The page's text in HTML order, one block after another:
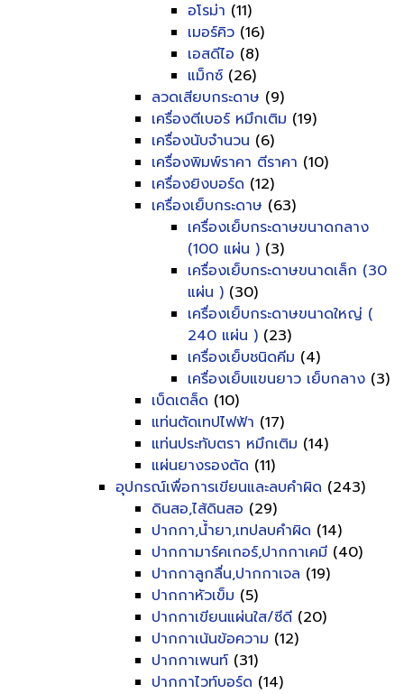
อโรม่า (11)
เมอร์คิว (16)
เอสดีไอ (8)
แม็กซ์ (26)
ลวดเสียบกระดาษ (9)
เครื่องตีเบอร์ หมึกเติม (19)
เครื่องนับจำนวน (6)
เครื่องพิมพ์ราคา ตีราคา (10)
เครื่องยิงบอร์ด (12)
เครื่องเย็บกระดาษ (63)
เครื่องเย็บกระดาษขนาดกลาง
(100 แผ่น ) (3)
เครื่องเย็บกระดาษขนาดเล็ก (30
แผ่น ) (30)
เครื่องเย็บกระดาษขนาดใหญ่ (
240 แผ่น ) (23)
เครื่องเย็บชนิดคีม (4)
เครื่องเย็บแขนยาว เย็บกลาง (3)
เบ็ดเตล็ด (10)
แท่นตัดเทปไฟฟ้า (17)
แท่นประทับตรา หมึกเติม (14)
แผ่นยางรองตัด (11)
อุปกรณ์เพื่อการเขียนและลบคำผิด (243)
ดินสอ,ไส้ดินสอ (29)
ปากกา,น้ำยา,เทปลบคำผิด (14)
ปากกามาร์คเกอร์,ปากกาเคมี (40)
ปากกาลูกลื่น,ปากกาเจล (19)
ปากกาหัวเข็ม (5)
ปากกาเขียนแผ่นใส/ซีดี (20)
ปากกาเน้นข้อความ (12)
ปากกาเพนท์ (31)
ปากกาไวท์บอร์ด (14)